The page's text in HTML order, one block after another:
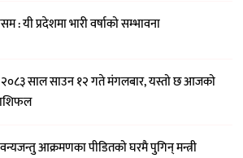
: यी प्रदेशमा भारी वर्षाको सम्भावना
साल साउन १२ गते मंगलबार, यस्तो छ आजको
आक्रमणका पीडितको घरमै पुगिन् मन्त्री